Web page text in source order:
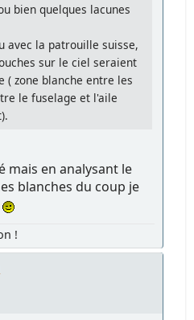
bien quelques lacunes
avec la patrouille suisse,
sur le ciel seraient
( zone blanche entre les
le fuselage et l'aile
mais en analysant le
blanches du coup je
!